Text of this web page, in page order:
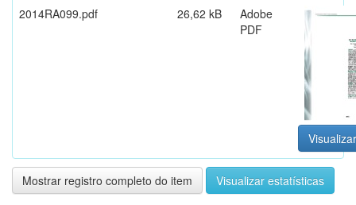
2014RA099.pdf
26,62 kB
Adobe
PDF
Mostrar registro completo do item Visualizar estatísticas